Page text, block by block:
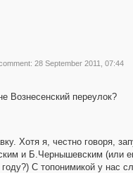
28 September 2011, 07:44
Вознесенский переулок?
Хотя я, честно говоря,
и Б.Чернышевским (или
С топонимикой у нас